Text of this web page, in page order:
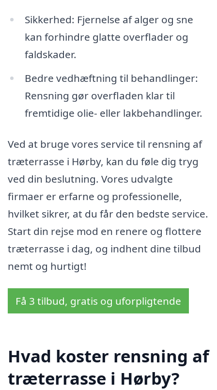
Sikkerhed: Fjernelse af alger og sne
kan forhindre glatte overflader og
faldskader.
Bedre vedhæftning til behandlinger:
Rensning gør overfladen klar til
fremtidige olie- eller lakbehandlinger.
Ved at bruge vores service til rensning af
træterrasse i Hørby, kan du føle dig tryg
ved din beslutning. Vores udvalgte
firmaer er erfarne og professionelle,
hvilket sikrer, at du får den bedste service.
Start din rejse mod en renere og flottere
træterrasse i dag, og indhent dine tilbud
nemt og hurtigt!
Få 3 tilbud, gratis og uforpligtende
Hvad koster rensning af
træterrasse i Hørby?